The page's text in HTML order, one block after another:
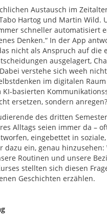
Austausch im
Hartog und Martin Wild.
schneller automatisiert
Denken.“ In der App
nicht als Anspruch auf die
ausgelagert,
verstehe sich weeh
im digitalen
basierten
ersetzen, sondern
des dritten
Alltags seien immer da
eingebettet in
dazu ein, genau
Routinen und unsere
stellten sich diesen
Geschichten erzählen.